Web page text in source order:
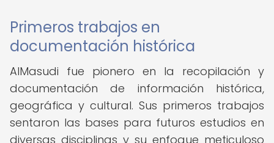
Primeros trabajos en
documentación histórica
AlMasudi fue pionero en la recopilación y
documentación de información histórica,
geográfica y cultural. Sus primeros trabajos
sentaron las bases para futuros estudios en
diversas disciplinas y su enfoque meticuloso